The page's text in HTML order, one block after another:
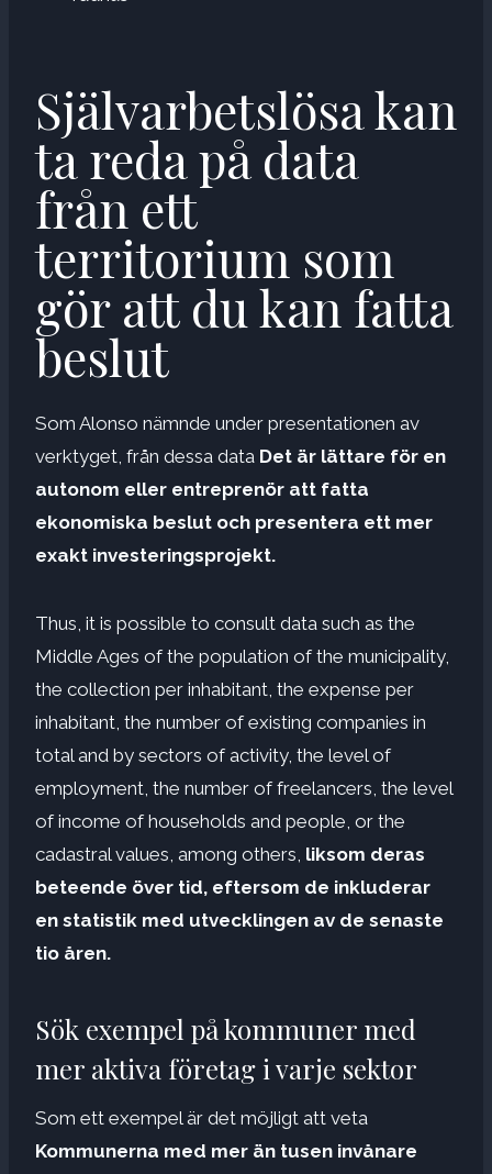
Självarbetslösa kan
ta reda på data
från ett
territorium som
gör att du kan fatta
beslut
Som Alonso nämnde under presentationen av
verktyget, från dessa data Det är lättare för en
autonom eller entreprenör att fatta
ekonomiska beslut och presentera ett mer
exakt investeringsprojekt.
Thus, it is possible to consult data such as the
Middle Ages of the population of the municipality,
the collection per inhabitant, the expense per
inhabitant, the number of existing companies in
total and by sectors of activity, the level of
employment, the number of freelancers, the level
of income of households and people, or the
cadastral values, among others, liksom deras
beteende över tid, eftersom de inkluderar
en statistik med utvecklingen av de senaste
tio åren.
Sök exempel på kommuner med
mer aktiva företag i varje sektor
Som ett exempel är det möjligt att veta
Kommunerna med mer än tusen invånare